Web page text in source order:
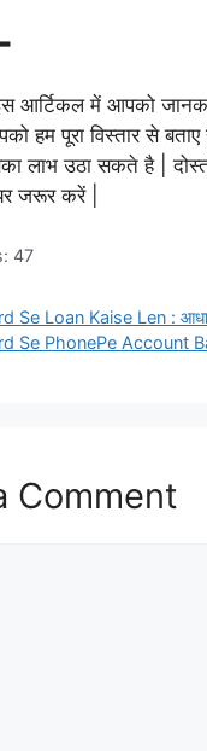
आर्टिकल में आपको
हम पूरा विस्तार से
लाभ उठा सकते है |
जरूर करें |
47
Se Loan Kaise Len :
Se PhonePe Account
Comment